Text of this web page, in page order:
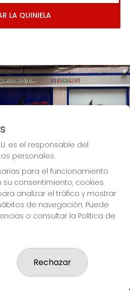
LA QUINIELA
es el responsable del
personales.
para el funcionamiento
su consentimiento, cookies
analizar el tráfico y mostrar
de navegación. Puede
o consultar la Política de
Rechazar